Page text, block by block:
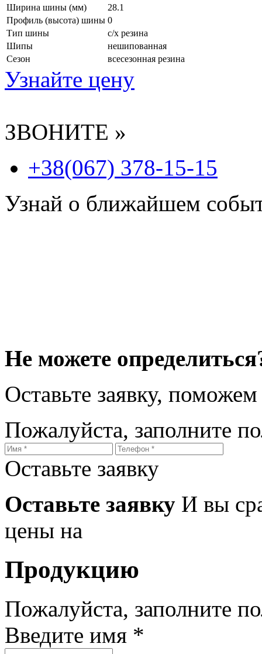
Ширина шины (мм)
28.1
Профиль (высота) шины 0
Тип шины
с/х резина
Шипы
нешипованная
Сезон
всесезонная резина
Узнайте цену
ЗВОНИТЕ »
+38(067) 378-15-15
Узнай о ближайшем
Не можете
Оставьте заявку,
Пожалуйста, заполните
Оставьте заявку
Оставьте заявку И вы
цены на
Продукцию
Пожалуйста, заполните
Введите имя *